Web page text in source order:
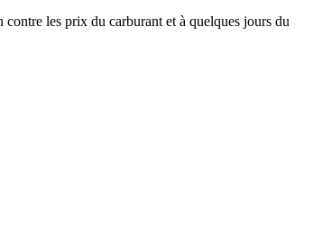
les prix du carburant et à quelques jours du